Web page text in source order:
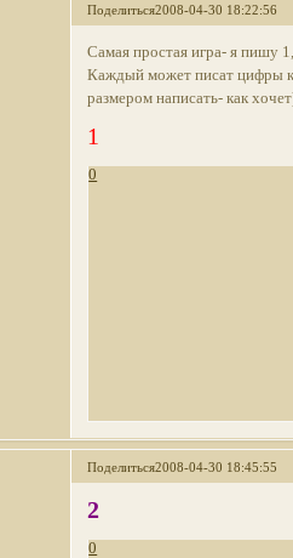
Поделиться2008-04-30 18:22:56
Самая простая игра- я пишу
Каждый может писат цифры
размером написать- как
1
0
Поделиться2008-04-30 18:45:55
2
0